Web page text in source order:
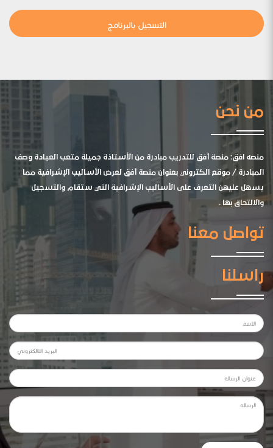
التسجيل بالبرنامج
من نحن
منصه افق: منصة أفق للتدريب مبادرة من الأستاذة جميلة متعب العيادة وصف
المبادرة / موقع الكتروني بعنوان منصة أفق لعرض الأساليب الإشرافية مما
يسهل عليهن التعرف على الأساليب الإشرافية التي ستقام والتسجيل
والالتحاق بها .
تواصل معنا
راسلنا